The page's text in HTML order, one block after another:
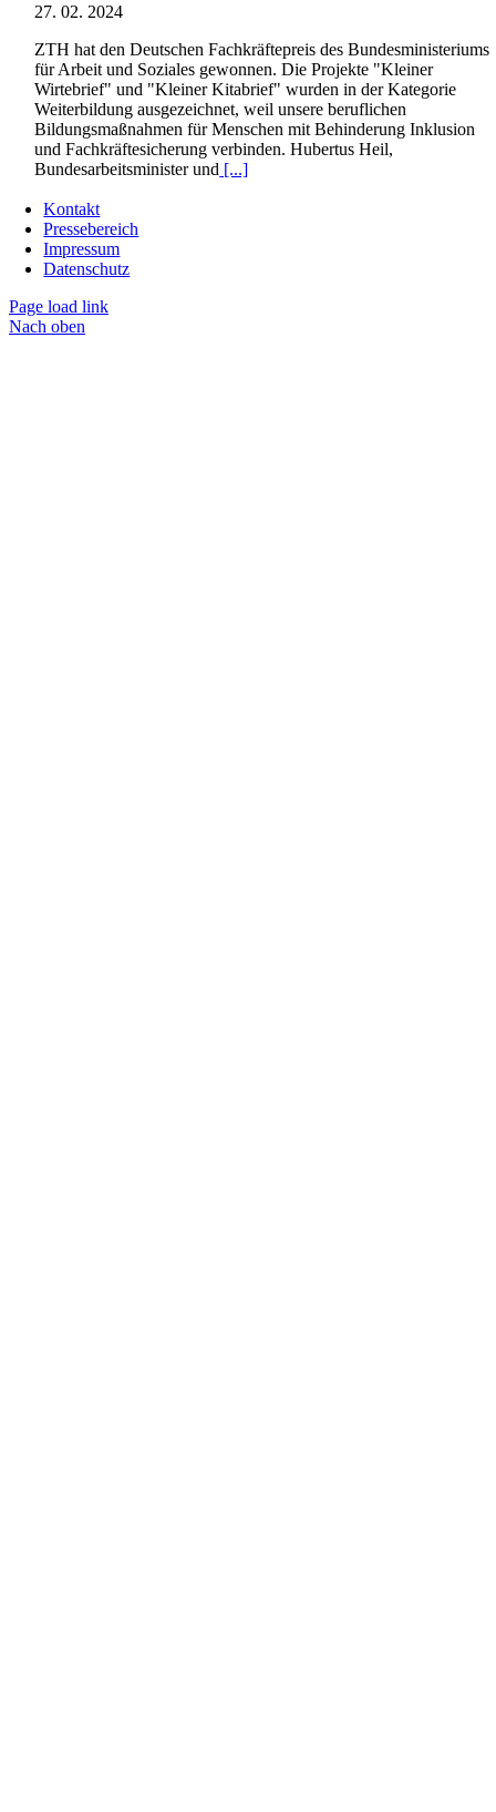
27. 02. 2024
ZTH hat den Deutschen Fachkräftepreis des Bundesministeriums
für Arbeit und Soziales gewonnen. Die Projekte "Kleiner
Wirtebrief" und "Kleiner Kitabrief" wurden in der Kategorie
Weiterbildung ausgezeichnet, weil unsere beruflichen
Bildungsmaßnahmen für Menschen mit Behinderung Inklusion
und Fachkräftesicherung verbinden. Hubertus Heil,
Bundesarbeitsminister und [...]
Kontakt
Pressebereich
Impressum
Datenschutz
Page load link
Nach oben